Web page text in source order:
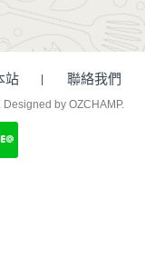
站 聯絡我們
Designed by OZCHAMP.